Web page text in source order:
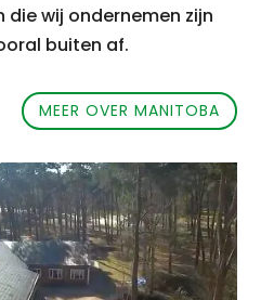
wij ondernemen zijn
buiten af.
MEER OVER MANITOBA